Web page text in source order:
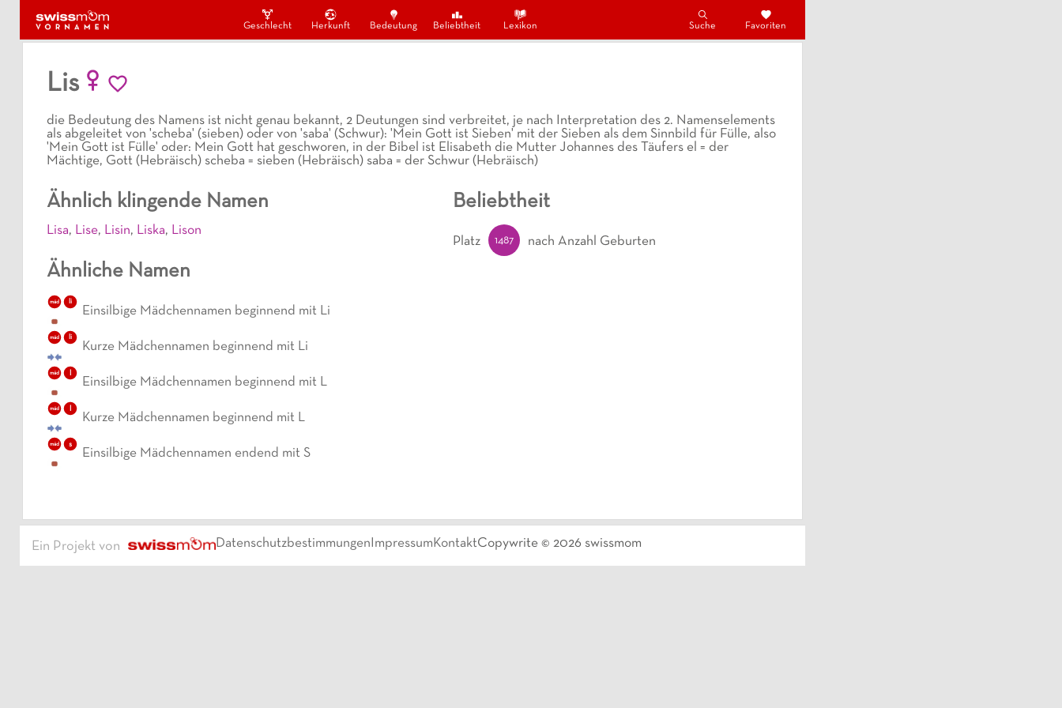
Geschlecht Herkunft Bedeutung Beliebtheit Lexikon Suche Favoriten
Lis
die Bedeutung des Namens ist nicht genau bekannt, 2 Deutungen sind verbreitet, je nach Interpretation des 2. Namenselements
als abgeleitet von 'scheba' (sieben) oder von 'saba' (Schwur): 'Mein Gott ist Sieben' mit der Sieben als dem Sinnbild für Fülle, also
'Mein Gott ist Fülle' oder: Mein Gott hat geschworen, in der Bibel ist Elisabeth die Mutter Johannes des Täufers el = der
Mächtige, Gott (Hebräisch) scheba = sieben (Hebräisch) saba = der Schwur (Hebräisch)
Ähnlich klingende Namen
Lisa, Lise, Lisin, Liska, Lison
Ähnliche Namen
mäd li
Einsilbige Mädchennamen beginnend mit Li
mäd li
Kurze Mädchennamen beginnend mit Li
mäd
Einsilbige Mädchennamen beginnend mit L
mäd
Kurze Mädchennamen beginnend mit L
mäd s
Einsilbige Mädchennamen endend mit S
Beliebtheit
Platz 1487 nach Anzahl Geburten
Ein Projekt von DatenschutzbestimmungenImpressumKontaktCopywrite © 2026 swissmom